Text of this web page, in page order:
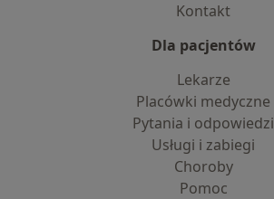
Kontakt
Dla pacjentów
Lekarze
Placówki medyczne
Pytania i odpowiedzi
Usługi i zabiegi
Choroby
Pomoc